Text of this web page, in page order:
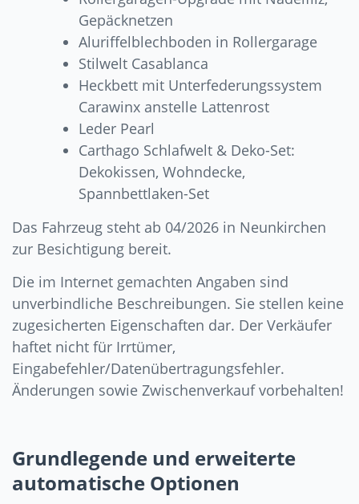
Gepäcknetzen
Aluriffelblechboden in Rollergarage
Stilwelt Casablanca
Heckbett mit Unterfederungssystem
Carawinx anstelle Lattenrost
Leder Pearl
Carthago Schlafwelt & Deko-Set:
Dekokissen, Wohndecke,
Spannbettlaken-Set
Das Fahrzeug steht ab 04/2026 in Neunkirchen
zur Besichtigung bereit.
Die im Internet gemachten Angaben sind
unverbindliche Beschreibungen. Sie stellen keine
zugesicherten Eigenschaften dar. Der Verkäufer
haftet nicht für Irrtümer,
Eingabefehler/Datenübertragungsfehler.
Änderungen sowie Zwischenverkauf vorbehalten!
Grundlegende und erweiterte
automatische Optionen